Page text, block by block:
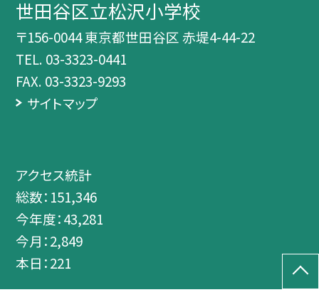
世田谷区立松沢小学校
〒156-0044 東京都世田谷区 赤堤4-44-22
TEL. 03-3323-0441
FAX. 03-3323-9293
サイトマップ
アクセス統計
総数： 151,346
今年度：43,281
今月：2,849
本日：221